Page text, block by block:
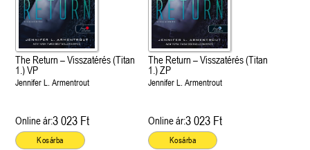
The Return – Visszatérés (Titan
1.) VP
Jennifer L. Armentrout
Online ár:3 023 Ft
Kosárba
The Return – Visszatérés (Titan
1.) ZP
Jennifer L. Armentrout
Online ár:3 023 Ft
Kosárba